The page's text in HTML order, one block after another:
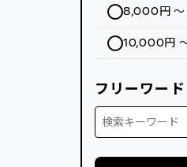
8,000円
10,000円
フリーワード